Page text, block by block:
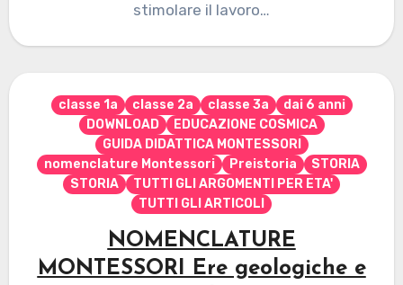
stimolare il lavoro…
classe 1a classe 2a classe 3a
dai 6 anni
DOWNLOAD
EDUCAZIONE COSMICA
GUIDA DIDATTICA MONTESSORI
nomenclature Montessori
Preistoria
STORIA
STORIA
TUTTI GLI ARGOMENTI PER ETA'
TUTTI GLI ARTICOLI
NOMENCLATURE
MONTESSORI Ere geologiche e